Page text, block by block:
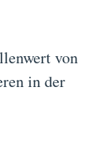
von
in der